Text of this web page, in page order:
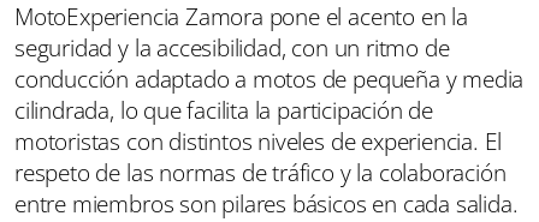
MotoExperiencia Zamora pone el acento en la
seguridad y la accesibilidad, con un ritmo de
conducción adaptado a motos de pequeña y media
cilindrada, lo que facilita la participación de
motoristas con distintos niveles de experiencia. El
respeto de las normas de tráfico y la colaboración
entre miembros son pilares básicos en cada salida.